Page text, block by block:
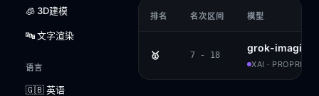
🧊 3D建模
🔤 文字渲染
语言
🇬🇧 英语
排名 名次区间 模型
🥇 7 - 18
grok-
XAI ·